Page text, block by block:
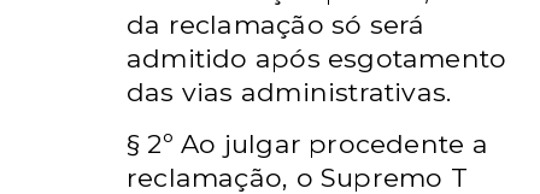
da reclamação só será
admitido após esgotamento
das vias administrativas.
§ 2º Ao julgar procedente a
reclamação, o Supremo T